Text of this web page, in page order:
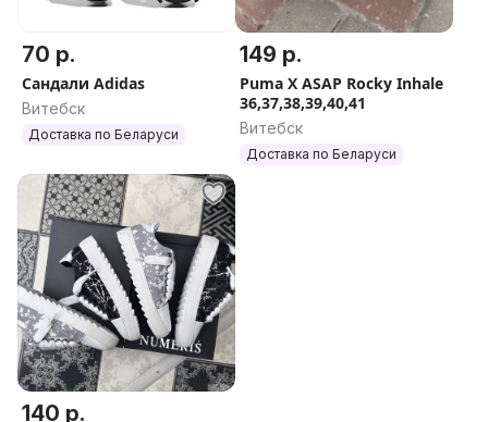
70 р.
Сандали Adidas
Витебск
Доставка по Беларуси
149 р.
Puma X ASAP Rocky Inhale
36,37,38,39,40,41
Витебск
Доставка по Беларуси
140 р.